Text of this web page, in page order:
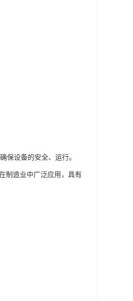
保设备的安全、运行。
制造业中广泛应用，具有